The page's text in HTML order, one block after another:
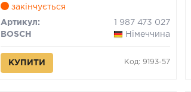
закінчується
Артикул:
1 987 473 027
BOSCH
Німеччина
КУПИТИ Код: 9193-57